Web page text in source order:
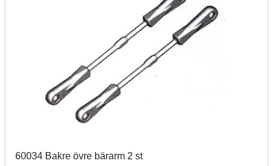
60034 Bakre övre bärarm 2 st